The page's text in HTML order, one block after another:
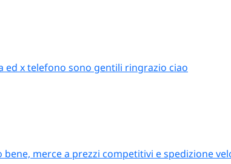
ed x telefono sono gentili ringrazio ciao
merce a prezzi competitivi e spedizione